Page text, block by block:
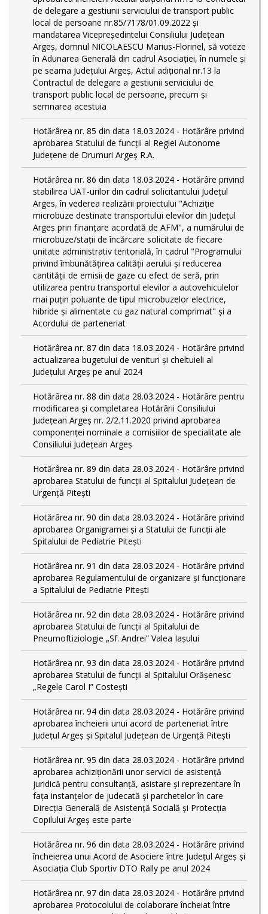
de delegare a gestiunii serviciului de transport public
local de persoane nr.85/7178/01.09.2022 și
mandatarea Vicepreședintelui Consiliului Județean
Argeș, domnul NICOLAESCU Marius-Florinel, să voteze
în Adunarea Generală din cadrul Asociației, în numele și
pe seama Județului Argeș, Actul adițional nr.13 la
Contractul de delegare a gestiunii serviciului de
transport public local de persoane, precum și
semnarea acestuia
Hotărârea nr. 85 din data 18.03.2024 - Hotărâre privind
aprobarea Statului de funcţii al Regiei Autonome
Județene de Drumuri Argeș R.A.
Hotărârea nr. 86 din data 18.03.2024 - Hotărâre privind
stabilirea UAT-urilor din cadrul solicitantului Județul
Arges, în vederea realizării proiectului "Achiziție
microbuze destinate transportului elevilor din Județul
Argeș prin finanțare acordată de AFM", a numărului de
microbuze/stații de încărcare solicitate de fiecare
unitate administrativ teritorială, în cadrul "Programului
privind îmbunătățirea calității aerului și reducerea
cantității de emisii de gaze cu efect de seră, prin
utilizarea pentru transportul elevilor a autovehiculelor
mai puțin poluante de tipul microbuzelor electrice,
hibride și alimentate cu gaz natural comprimat" și a
Acordului de parteneriat
Hotărârea nr. 87 din data 18.03.2024 - Hotărâre privind
actualizarea bugetului de venituri și cheltuieli al
Județului Argeș pe anul 2024
Hotărârea nr. 88 din data 28.03.2024 - Hotărâre pentru
modificarea și completarea Hotărârii Consiliului
Județean Argeș nr. 2/2.11.2020 privind aprobarea
componenței nominale a comisiilor de specialitate ale
Consiliului Județean Argeș
Hotărârea nr. 89 din data 28.03.2024 - Hotărâre privind
aprobarea Statului de funcții al Spitalului Județean de
Urgență Pitești
Hotărârea nr. 90 din data 28.03.2024 - Hotărâre privind
aprobarea Organigramei și a Statului de funcţii ale
Spitalului de Pediatrie Pitești
Hotărârea nr. 91 din data 28.03.2024 - Hotărâre privind
aprobarea Regulamentului de organizare și funcționare
a Spitalului de Pediatrie Pitești
Hotărârea nr. 92 din data 28.03.2024 - Hotărâre privind
aprobarea Statului de funcţii al Spitalului de
Pneumoftiziologie „Sf. Andrei” Valea Iașului
Hotărârea nr. 93 din data 28.03.2024 - Hotărâre privind
aprobarea Statului de funcţii al Spitalului Orășenesc
„Regele Carol I” Costești
Hotărârea nr. 94 din data 28.03.2024 - Hotărâre privind
aprobarea încheierii unui acord de parteneriat între
Județul Argeș și Spitalul Județean de Urgență Pitești
Hotărârea nr. 95 din data 28.03.2024 - Hotărâre privind
aprobarea achiziționării unor servicii de asistență
juridică pentru consultanță, asistare și reprezentare în
fața instanțelor de judecată și parchetelor în care
Direcția Generală de Asistență Socială și Protecția
Copilului Argeș este parte
Hotărârea nr. 96 din data 28.03.2024 - Hotărâre privind
încheierea unui Acord de Asociere între Județul Argeș și
Asociația Club Sportiv DTO Rally pe anul 2024
Hotărârea nr. 97 din data 28.03.2024 - Hotărâre privind
aprobarea Protocolului de colaborare încheiat între